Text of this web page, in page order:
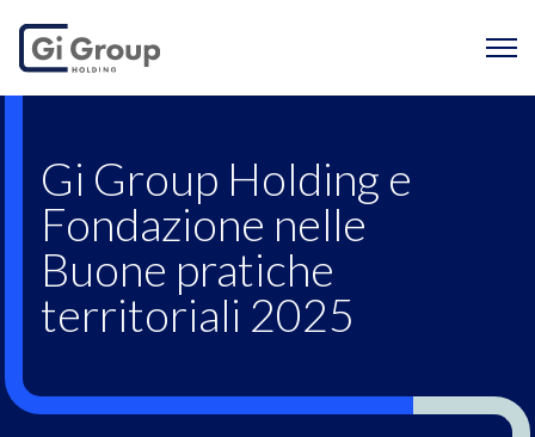
Gi Group Holding e
Fondazione nelle
Buone pratiche
territoriali 2025